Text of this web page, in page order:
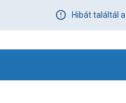
Hibát találtál